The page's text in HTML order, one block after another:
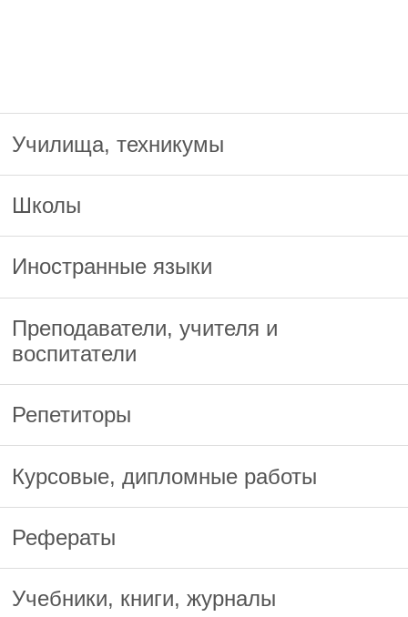
Училища, техникумы
Школы
Иностранные языки
Преподаватели, учителя и
воспитатели
Репетиторы
Курсовые, дипломные работы
Рефераты
Учебники, книги, журналы